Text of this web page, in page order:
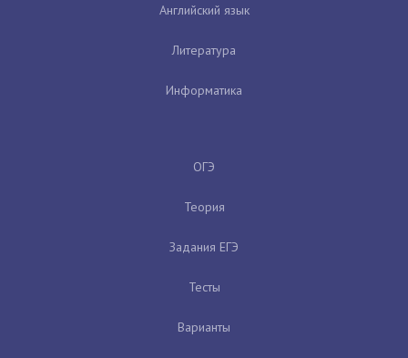
Английский язык
Литература
Информатика
ОГЭ
Теория
Задания ЕГЭ
Тесты
Варианты